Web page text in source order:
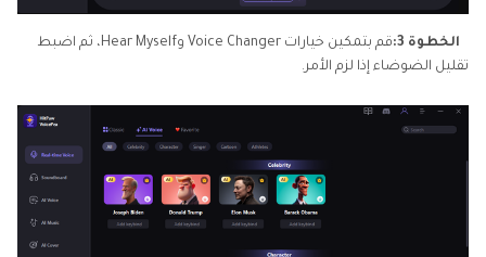
الخطوة 3:
قم بتمكين خيارات Voice Changer وHear Myself، ثم اضبط
تقليل الضوضاء إذا لزم الأمر.